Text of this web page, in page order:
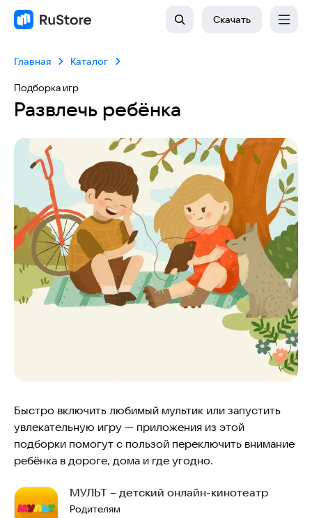
Скачать
Главная Каталог
Подборка игр
Развлечь ребёнка
Быстро включить любимый мультик или запустить
увлекательную игру — приложения из этой
подборки помогут с пользой переключить внимание
ребёнка в дороге, дома и где угодно.
МУЛЬТ – детский онлайн-кинотеатр
Родителям